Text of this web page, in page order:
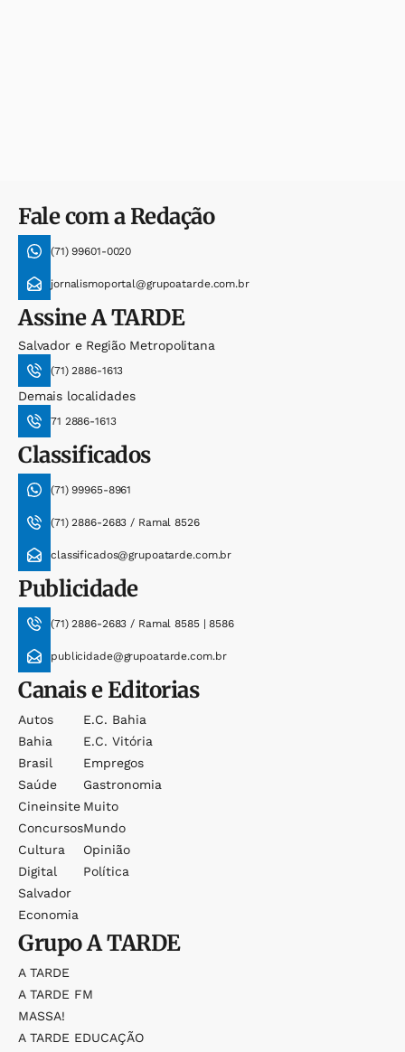
Fale com a Redação
(71) 99601-0020
jornalismoportal@grupoatarde.com.br
AssineA TARDE
Salvador e Região Metropolitana
(71) 2886-1613
Demais localidades
71 2886-1613
Classificados
(71) 99965-8961
(71) 2886-2683 / Ramal 8526
classificados@grupoatarde.com.br
Publicidade
(71) 2886-2683 / Ramal 8585 | 8586
publicidade@grupoatarde.com.br
Canais e Editorias
Autos
Bahia
Brasil
Saúde
Cineinsite
Concursos
Cultura
Digital
Salvador
Economia
E.c. Bahia
E.c. Vitória
Empregos
Gastronomia
Muito
Mundo
Opinião
Política
GrupoA TARDE
A TARDE
A TARDE FM
MASSA!
A TARDE EDUCAÇÃO